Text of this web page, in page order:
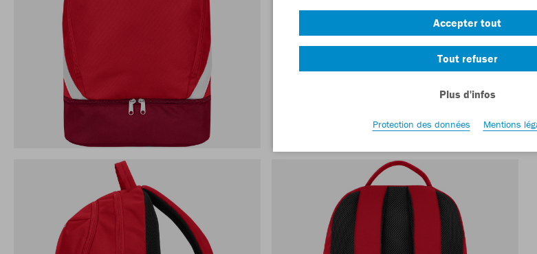
Accepter tout
Tout refuser
Plus d'infos
Protection des données Mentions